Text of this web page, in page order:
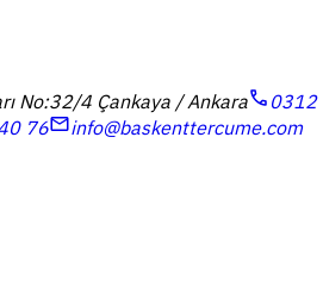
No:32/4 Çankaya / Ankaracall 0312
76mailinfo@baskenttercume.com